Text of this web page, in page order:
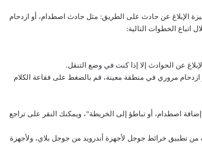
الإبلاغ عن حادث على الطريق: مثل حادث اصطدام، أو ازدحام
اتباع الخطوات التالية:
عن الحوادث إلا إذا كنت في وضع التنقل.
مروري في منطقة معينة، قم بالضغط على فقاعة الكلام
اصطدام، أو تباطؤ إلى الخريطة”، ويمكنك النقر على تراجع
من تطبيق خرائط جوجل لأجهزة أندرويد من جوجل بلاي، ولأجهزة